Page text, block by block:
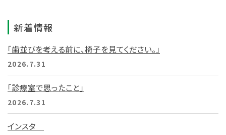
新着情報
「歯並びを考える前に、椅子を見てください。」
2026.7.31
「診療室で思ったこと」
2026.7.31
インスタ